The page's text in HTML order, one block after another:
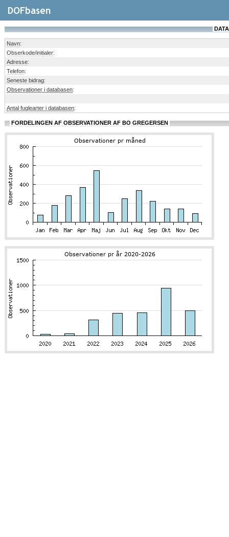
Navn:
Obserkode/initialer:
Adresse:
Telefon:
Seneste bidrag:
Observationer i databasen:
Antal fuglearter i databasen:
FORDELINGEN AF OBSERVATIONER AF BO GREGERSEN